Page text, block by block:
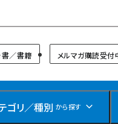
ォーラム
／書籍 メルマガ購読受付
ゴリ／種別 から探す